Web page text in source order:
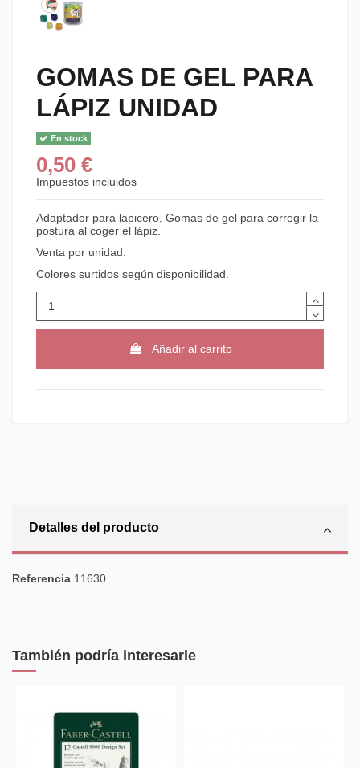
GOMAS DE GEL PARA
LÁPIZ UNIDAD
En stock
0,50 €
Impuestos incluidos
Adaptador para lapicero. Gomas de gel para corregir la
postura al coger el lápiz.
Venta por unidad.
Colores surtidos según disponibilidad.
Añadir al carrito
Detalles del producto
Referencia 11630
También podría interesarle